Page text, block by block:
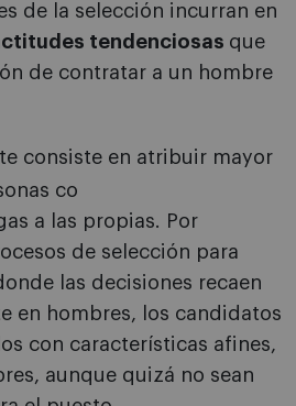
de la selección incurran en
tendenciosas que
de contratar a un hombre
consiste en atribuir mayor
co
a las propias. Por
de selección para
las decisiones recaen
en hombres, los candidatos
con características afines,
aunque quizá no sean